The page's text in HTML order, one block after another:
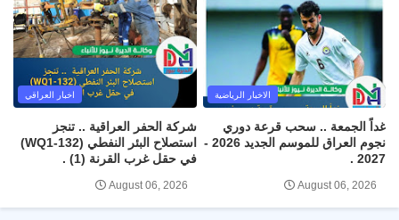
الاخبار الرياضية
غداً الجمعة .. سحب قرعة دوري
نجوم العراق للموسم الجديد 2026 -
2027 .
August 06, 2026
اخبار العراقي
شركة الحفر العراقية .. تنجز
استصلاح البئر النفطي (WQ1-132)
في حقل غرب القرنة (1) .
August 06, 2026